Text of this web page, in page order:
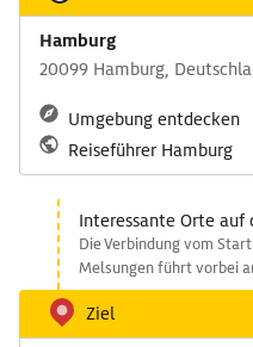
Hamburg
20099 Hamburg,
Umgebung entdecken
Reiseführer Hamburg
Interessante Orte auf
Die Verbindung vom
Melsungen führt vorbei
Ziel